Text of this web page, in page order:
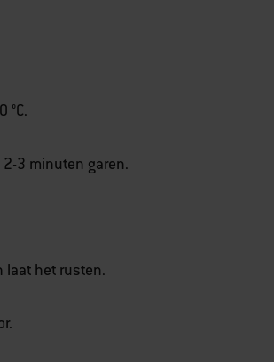
°C.
3 minuten garen.
laat het rusten.